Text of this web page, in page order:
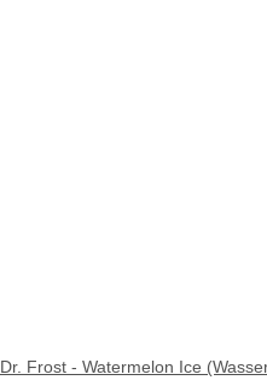
Dr. Frost - Watermelon Ice